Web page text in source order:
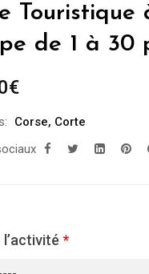
de 1 à 30
€
Corse, Corte
*